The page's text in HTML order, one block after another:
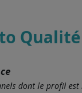
Qualité
dont le profil